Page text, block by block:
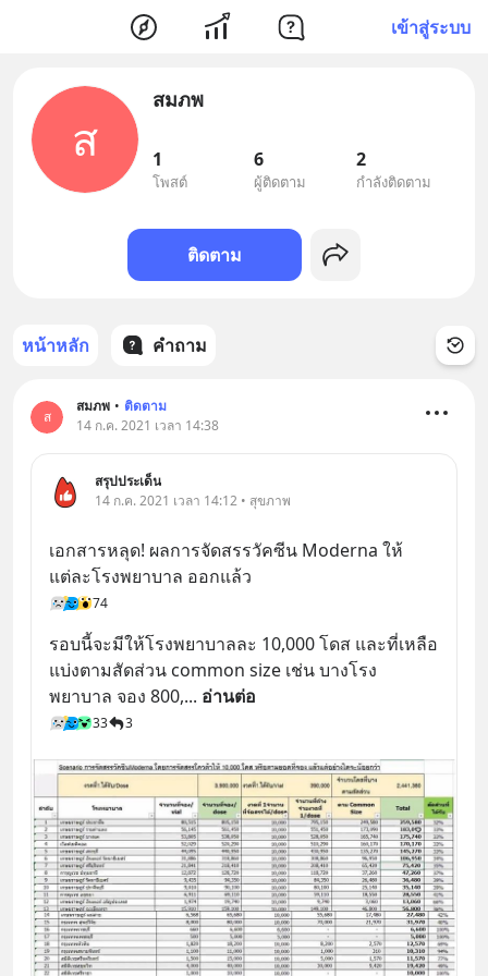
เข้าสู่ระบบ
ส
สมภพ​
1
โพสต์
6
ผู้ติดตาม
2
กำลังติดตาม
ติดตาม
หน้าหลัก คำถาม
ส
สมภพ​ • ติดตาม
14 ก.ค. 2021 เวลา 14:38
สรุปประเด็น
14 ก.ค. 2021 เวลา 14:12 • สุขภาพ
เอกสารหลุด! ผลการจัดสรรวัคซีน Moderna ให้
แต่ละโรงพยาบาล ออกแล้ว
74
รอบนี้จะมีให้โรงพยาบาลละ 10,000 โดส และที่เหลือ
แบ่งตามสัดส่วน common size เช่น บางโรง
พยาบาล จอง 800,... อ่านต่อ
33 3